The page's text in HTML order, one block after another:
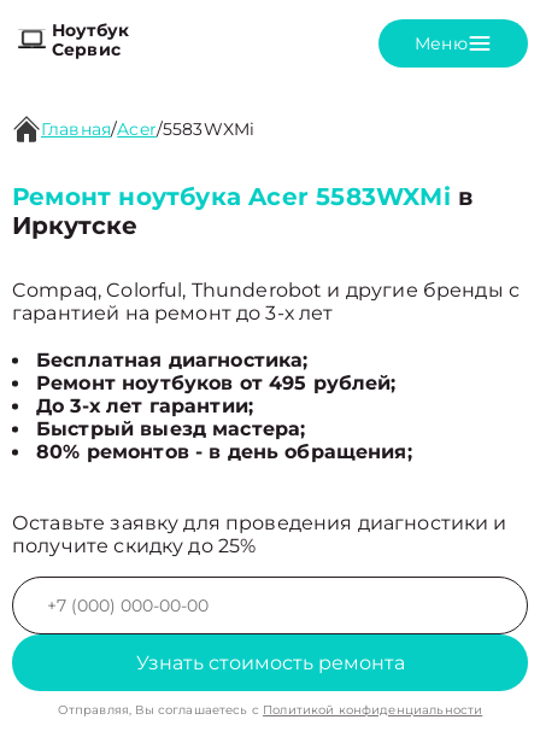
Ноутбук
Сервис
Меню
Главная/Acer/5583WXMi
Ремонт ноутбука Acer 5583WXMi в
Иркутске
Compaq, Colorful, Thunderobot и другие бренды с
гарантией на ремонт до 3-х лет
Бесплатная диагностика;
Ремонт ноутбуков от 495 рублей;
До 3-х лет гарантии;
Быстрый выезд мастера;
80% ремонтов - в день обращения;
Оставьте заявку для проведения диагностики и
получите скидку до 25%
Узнать стоимость ремонта
Отправляя, Вы соглашаетесь с Политикой конфиденциальности